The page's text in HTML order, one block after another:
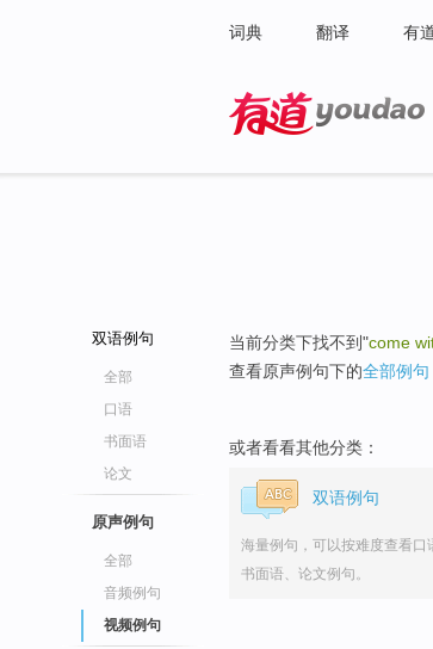
词典 翻译 有
双语例句
全部
口语
书面语
论文
原声例句
全部
音频例句
视频例句
当前分类下找不到"come
查看原声例句下的全部例句
或者看看其他分类：
双语例句
海量例句，可以按难度查看口
书面语、论文例句。